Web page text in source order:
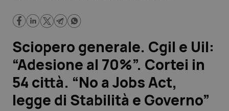
Regioni e Asl
Lavoro e Professioni
Scienza e Farmaci
Studi e Analisi
Sciopero generale. Cgil e Uil:
“Adesione al 70%”. Cortei in
54 città. “No a Jobs Act,
legge di Stabilità e Governo”